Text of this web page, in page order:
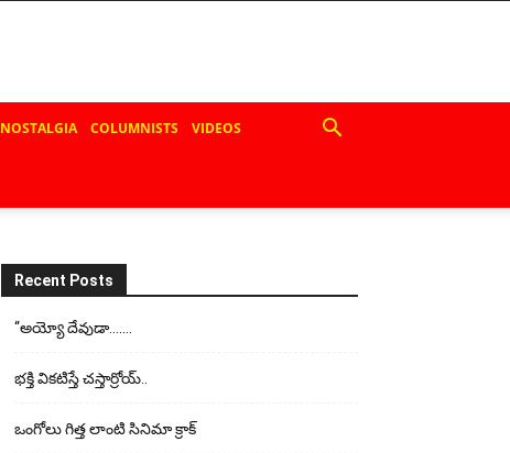
NOSTALGIA COLUMNISTS VIDEOS
Recent Posts
“అయ్యో దేవుడా…….
భ‌క్తి విక‌టిస్తే చ‌స్తార్రోయ్‌..
ఒంగోలు గిత్త లాంటి సినిమా క్రాక్